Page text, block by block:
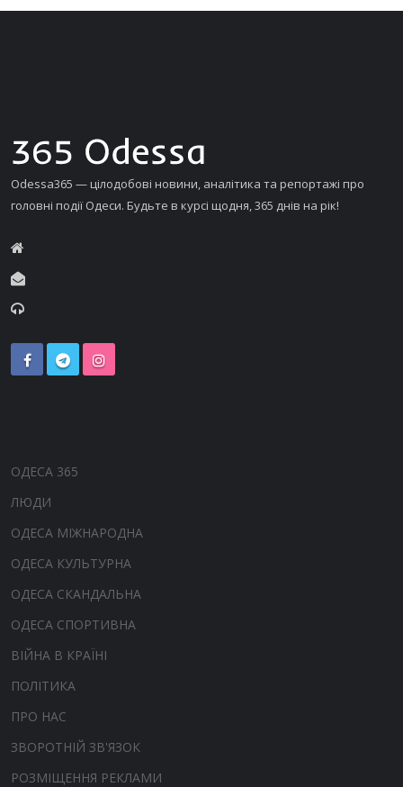
Odessa365 — цілодобові новини, аналітика та репортажі про
головні події Одеси. Будьте в курсі щодня, 365 днів на рік!
ОДЕСА 365
ЛЮДИ
ОДЕСА МІЖНАРОДНА
ОДЕСА КУЛЬТУРНА
ОДЕСА СКАНДАЛЬНА
ОДЕСА СПОРТИВНА
ВІЙНА В КРАЇНІ
ПОЛІТИКА
ПРО НАС
ЗВОРОТНІЙ ЗВ'ЯЗОК
РОЗМІЩЕННЯ РЕКЛАМИ